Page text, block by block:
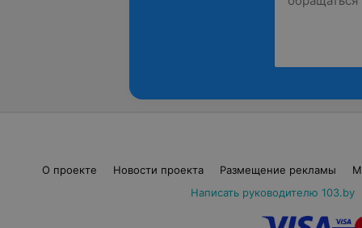
О проекте Новости проекта Размещение рекламы
Написать руководителю 103.by